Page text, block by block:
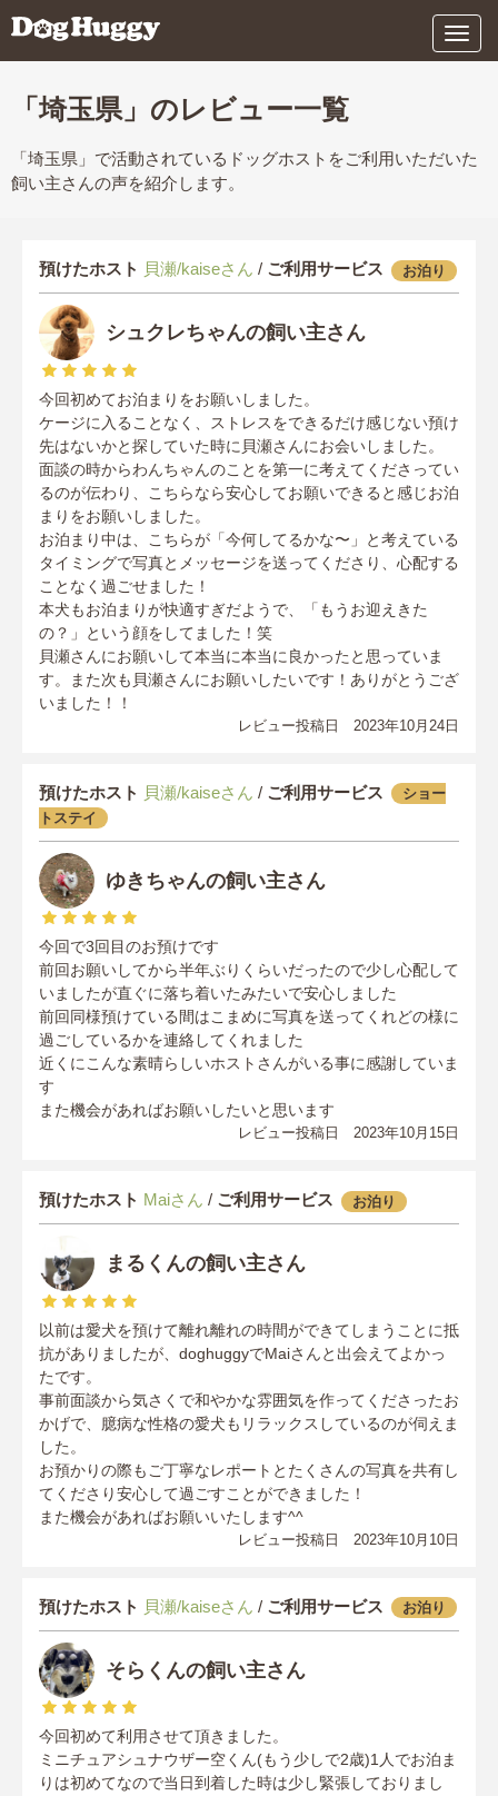
メ
ニ
「埼玉県」のレビュー一覧
「埼玉県」で活動されているドッグホストをご利用いただいた
飼い主さんの声を紹介します。
預けたホスト 貝瀬/kaiseさん / ご利用サービス お泊り
シュクレちゃんの飼い主さん
今回初めてお泊まりをお願いしました。
ケージに入ることなく、ストレスをできるだけ感じない預け
先はないかと探していた時に貝瀬さんにお会いしました。
面談の時からわんちゃんのことを第一に考えてくださってい
るのが伝わり、こちらなら安心してお願いできると感じお泊
まりをお願いしました。
お泊まり中は、こちらが「今何してるかな〜」と考えている
タイミングで写真とメッセージを送ってくださり、心配する
ことなく過ごせました！
本犬もお泊まりが快適すぎだようで、「もうお迎えきた
の？」という顔をしてました！笑
貝瀬さんにお願いして本当に本当に良かったと思っていま
す。また次も貝瀬さんにお願いしたいです！ありがとうござ
いました！！
レビュー投稿日 2023年10月24日
預けたホスト 貝瀬/kaiseさん / ご利用サービス
ショー
トステイ
ゆきちゃんの飼い主さん
今回で3回目のお預けです
前回お願いしてから半年ぶりくらいだったので少し心配して
いましたが直ぐに落ち着いたみたいで安心しました
前回同様預けている間はこまめに写真を送ってくれどの様に
過ごしているかを連絡してくれました
近くにこんな素晴らしいホストさんがいる事に感謝していま
す
また機会があればお願いしたいと思います
レビュー投稿日 2023年10月15日
預けたホスト Maiさん / ご利用サービス お泊り
まるくんの飼い主さん
以前は愛犬を預けて離れ離れの時間ができてしまうことに抵
抗がありましたが、doghuggyでMaiさんと出会えてよかっ
たです。
事前面談から気さくで和やかな雰囲気を作ってくださったお
かげで、臆病な性格の愛犬もリラックスしているのが伺えま
した。
お預かりの際もご丁寧なレポートとたくさんの写真を共有し
てくださり安心して過ごすことができました！
また機会があればお願いいたします^^
レビュー投稿日 2023年10月10日
預けたホスト 貝瀬/kaiseさん / ご利用サービス お泊り
そらくんの飼い主さん
今回初めて利用させて頂きました。
ミニチュアシュナウザー空くん(もう少しで2歳)1人でお泊ま
りは初めてなので当日到着した時は少し緊張しておりまし